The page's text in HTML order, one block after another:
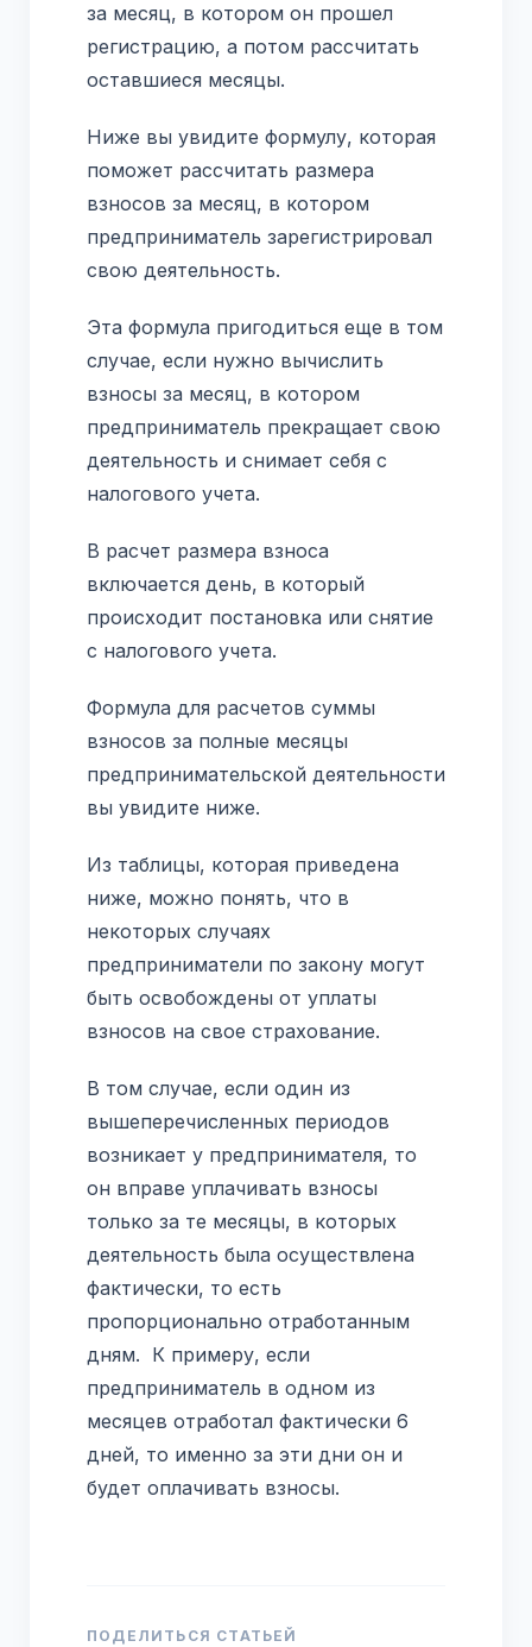
за месяц, в котором он прошел
регистрацию, а потом рассчитать
оставшиеся месяцы.
Ниже вы увидите формулу, которая
поможет рассчитать размера
взносов за месяц, в котором
предприниматель зарегистрировал
свою деятельность.
Эта формула пригодиться еще в том
случае, если нужно вычислить
взносы за месяц, в котором
предприниматель прекращает свою
деятельность и снимает себя с
налогового учета.
В расчет размера взноса
включается день, в который
происходит постановка или снятие
с налогового учета.
Формула для расчетов суммы
взносов за полные месяцы
предпринимательской деятельности
вы увидите ниже.
Из таблицы, которая приведена
ниже, можно понять, что в
некоторых случаях
предприниматели по закону могут
быть освобождены от уплаты
взносов на свое страхование.
В том случае, если один из
вышеперечисленных периодов
возникает у предпринимателя, то
он вправе уплачивать взносы
только за те месяцы, в которых
деятельность была осуществлена
фактически, то есть
пропорционально отработанным
дням. К примеру, если
предприниматель в одном из
месяцев отработал фактически 6
дней, то именно за эти дни он и
будет оплачивать взносы.
ПОДЕЛИТЬСЯ СТАТЬЕЙ